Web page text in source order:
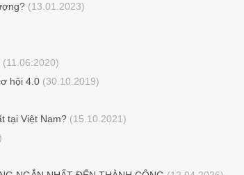
(13.01.2023)
(11.06.2020)
hội 4.0 (30.10.2019)
tại Việt Nam? (15.10.2021)